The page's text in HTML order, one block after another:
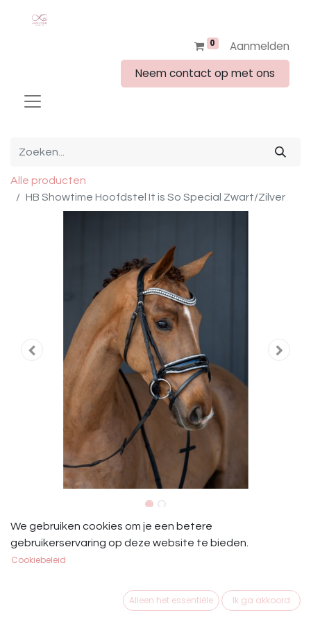
0
Aanmelden
Neem contact op met ons
Alle producten
HB Showtime Hoofdstel It is So Special Zwart/Zilver
HB Showtime Hoofdstel It is So
Special Zwart/Zilver
We gebruiken cookies om je een betere
gebruikerservaring op deze website te bieden.
Cookiebeleid
Alleen het essentiële Ik ga akkoord